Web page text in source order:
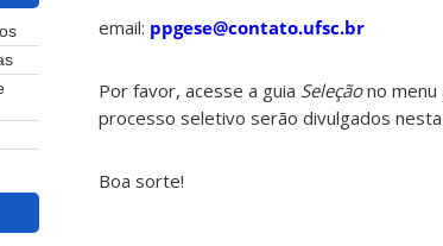
email: ppgese@contato.ufsc.br
Por favor, acesse a guia Seleçãono menu
processo seletivo serão divulgados nesta
Boa sorte!